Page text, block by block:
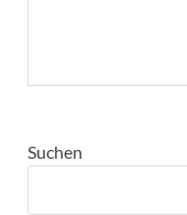
Suchen